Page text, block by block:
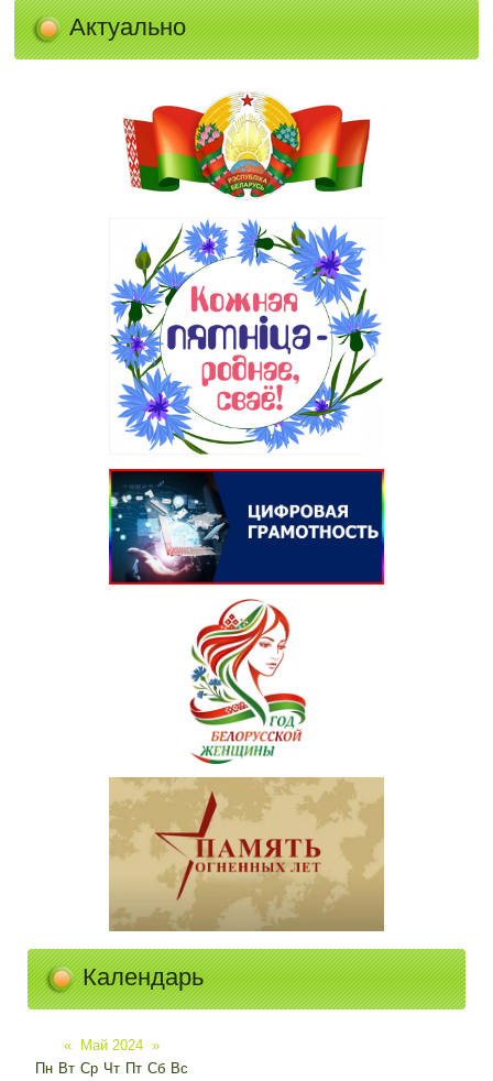
Актуально
Календарь
« Май 2024 »
Пн Вт Ср Чт Пт Сб Вс